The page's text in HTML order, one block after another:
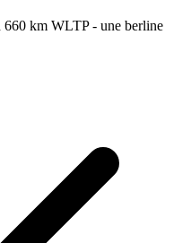
km WLTP - une berline